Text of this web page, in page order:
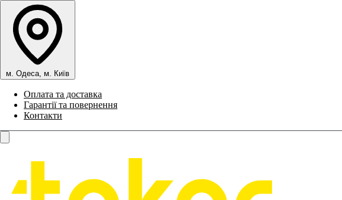
м. Одеса, м. Київ
Оплата та доставка
Гарантії та повернення
Контакти